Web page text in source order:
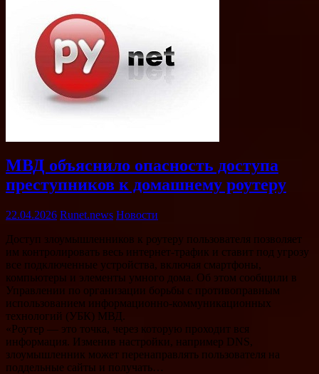
МВД объяснило опасность доступа
преступников к домашнему роутеру
22.04.2026 Runet.news Новости
Доступ злоумышленников к роутеру пользователя позволяет
им контролировать весь интернет-трафик и ставит под угрозу
все подключенные устройства, включая смартфоны,
компьютеры и элементы умного дома. Об этом сообщили в
Управлении по организации борьбы с противоправным
использованием информационно-коммуникационных
технологий (УБК) МВД.
«Роутер — это точка, через которую проходит вся
информация. Изменив настройки, например DNS,
злоумышленник может перенаправлять пользователя на
поддельные сайты и получать…